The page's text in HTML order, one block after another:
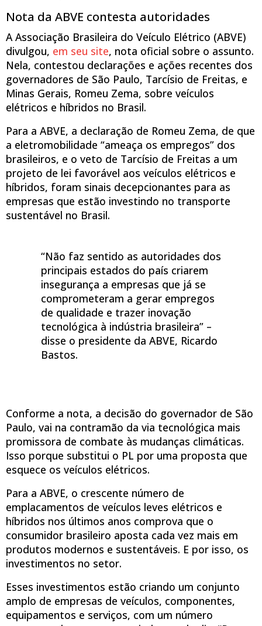
Nota da ABVE contesta autoridades
A Associação Brasileira do Veículo Elétrico (ABVE)
divulgou, em seu site, nota oficial sobre o assunto.
Nela, contestou declarações e ações recentes dos
governadores de São Paulo, Tarcísio de Freitas, e
Minas Gerais, Romeu Zema, sobre veículos
elétricos e híbridos no Brasil.
Para a ABVE, a declaração de Romeu Zema, de que
a eletromobilidade “ameaça os empregos” dos
brasileiros, e o veto de Tarcísio de Freitas a um
projeto de lei favorável aos veículos elétricos e
híbridos, foram sinais decepcionantes para as
empresas que estão investindo no transporte
sustentável no Brasil.
“Não faz sentido as autoridades dos
principais estados do país criarem
insegurança a empresas que já se
comprometeram a gerar empregos
de qualidade e trazer inovação
tecnológica à indústria brasileira” –
disse o presidente da ABVE, Ricardo
Bastos.
Conforme a nota, a decisão do governador de São
Paulo, vai na contramão da via tecnológica mais
promissora de combate às mudanças climáticas.
Isso porque substitui o PL por uma proposta que
esquece os veículos elétricos.
Para a ABVE, o crescente número de
emplacamentos de veículos leves elétricos e
híbridos nos últimos anos comprova que o
consumidor brasileiro aposta cada vez mais em
produtos modernos e sustentáveis. E por isso, os
investimentos no setor.
Esses investimentos estão criando um conjunto
amplo de empresas de veículos, componentes,
equipamentos e serviços, com um número